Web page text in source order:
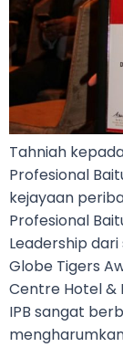
Tahniah
Profesional
kejayaan
Profesional
Leadership
Globe Tigers
Centre Hotel &
IPB sangat